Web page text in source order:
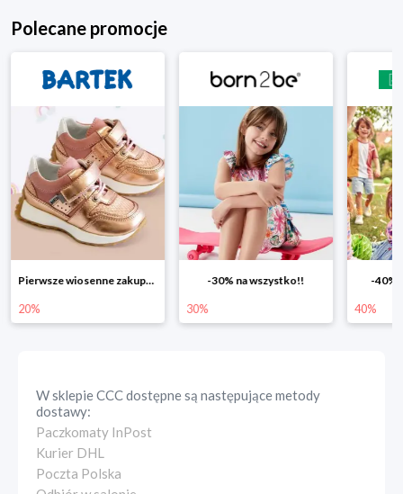
Polecane promocje
-30% na wszystko!!
30%
-40% na drugą sztukę
40% 25%
W sklepieCCCdostępne są następujące metody
dostawy:
Paczkomaty InPost
Kurier DHL
Poczta Polska